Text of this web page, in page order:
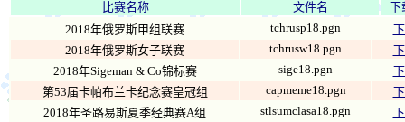
比赛名称
文件名
下
2018年俄罗斯甲组联赛
tchrusp18.pgn
2018年俄罗斯女子联赛
tchrusw18.pgn
2018年Sigeman & Co锦标赛
sige18.pgn
第53届卡帕布兰卡纪念赛皇冠组
capmeme18.pgn
2018年圣路易斯夏季经典赛A组
stlsumclasa18.pgn